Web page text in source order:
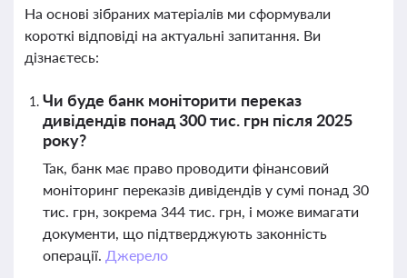
На основі зібраних матеріалів ми сформували
короткі відповіді на актуальні запитання. Ви
дізнаєтесь:
Чи буде банк моніторити переказ
дивідендів понад 300 тис. грн після 2025
року?
Так, банк має право проводити фінансовий
моніторинг переказів дивідендів у сумі понад 30
тис. грн, зокрема 344 тис. грн, і може вимагати
документи, що підтверджують законність
операції. Джерело